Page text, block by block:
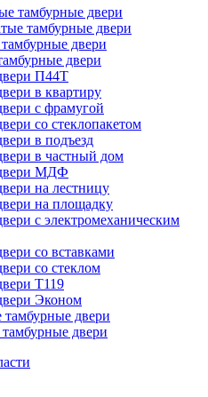
тамбурные двери
тамбурные двери
двери
двери
П44Т
в квартиру
с фрамугой
со стеклопакетом
в подъезд
в частный дом
МДФ
на лестницу
на площадку
с электромеханическим
со вставками
со стеклом
Т119
Эконом
тамбурные двери
двери